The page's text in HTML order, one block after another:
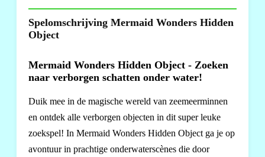
Spelomschrijving Mermaid Wonders Hidden
Object
Mermaid Wonders Hidden Object - Zoeken
naar verborgen schatten onder water!
Duik mee in de magische wereld van zeemeerminnen
en ontdek alle verborgen objecten in dit super leuke
zoekspel! In Mermaid Wonders Hidden Object ga je op
avontuur in prachtige onderwaterscènes die door